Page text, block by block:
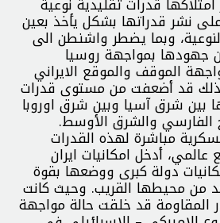
نشر قدراتها بشكل يأخذ بعين
النوعية، وبما يضطر واشنطن الى
جهودها بمواجهة روسيا
الموقف والموقع الايراني
بذلك قد أضعفت من مستوى قدرات
بين شرق آسيا وبين شرق اوروبا
الفارسي والشرق الأوسط.
مباشرة لهذه القدرات
عالمي، أدخل امكانيات ايران
دولة كبرى ووضعها بقوة
من محيطها القريب. وحيث كانت
المقاومة قد خلقت حالة مواجهة